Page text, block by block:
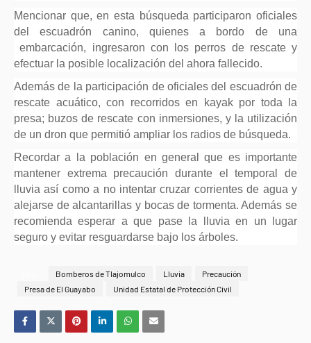
Mencionar que, en esta búsqueda participaron oficiales
del escuadrón canino, quienes a bordo de una
embarcación, ingresaron con los perros de rescate y
efectuar la posible localización del ahora fallecido.
Además de la participación de oficiales del escuadrón de
rescate acuático, con recorridos en kayak por toda la
presa; buzos de rescate con inmersiones, y la utilización
de un dron que permitió ampliar los radios de búsqueda.
Recordar a la población en general que es importante
mantener extrema precaución durante el temporal de
lluvia así como a no intentar cruzar corrientes de agua y
alejarse de alcantarillas y bocas de tormenta. Además se
recomienda esperar a que pase la lluvia en un lugar
seguro y evitar resguardarse bajo los árboles.
Bomberos de Tlajomulco Lluvia
Precaución
Presa de El Guayabo
Unidad Estatal de Protección Civil